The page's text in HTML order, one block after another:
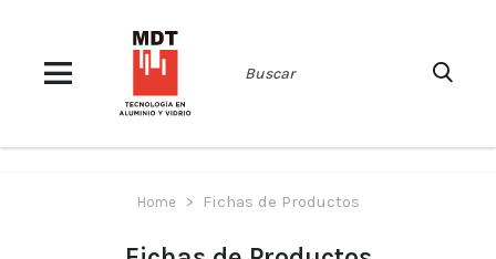
Home > Fichas de Productos